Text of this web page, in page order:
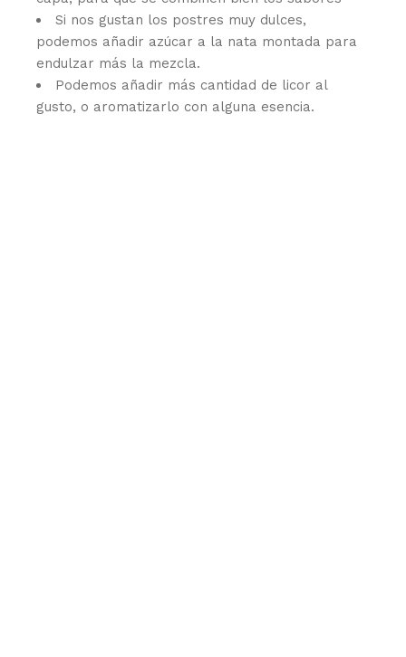
Si nos gustan los postres muy dulces,
podemos añadir azúcar a la nata montada para
endulzar más la mezcla.
Podemos añadir más cantidad de licor al
gusto, o aromatizarlo con alguna esencia.